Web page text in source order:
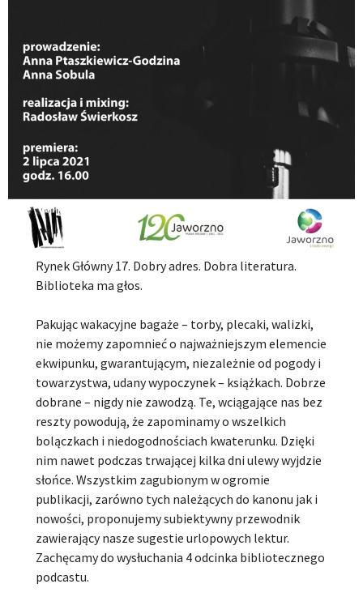
Rynek Główny 17. Dobry adres. Dobra literatura.
Biblioteka ma głos.
Pakując wakacyjne bagaże – torby, plecaki, walizki,
nie możemy zapomnieć o najważniejszym elemencie
ekwipunku, gwarantującym, niezależnie od pogody i
towarzystwa, udany wypoczynek – książkach. Dobrze
dobrane – nigdy nie zawodzą. Te, wciągające nas bez
reszty powodują, że zapominamy o wszelkich
bolączkach i niedogodnościach kwaterunku. Dzięki
nim nawet podczas trwającej kilka dni ulewy wyjdzie
słońce. Wszystkim zagubionym w ogromie
publikacji, zarówno tych należących do kanonu jak i
nowości, proponujemy subiektywny przewodnik
zawierający nasze sugestie urlopowych lektur.
Zachęcamy do wysłuchania 4 odcinka bibliotecznego
podcastu.